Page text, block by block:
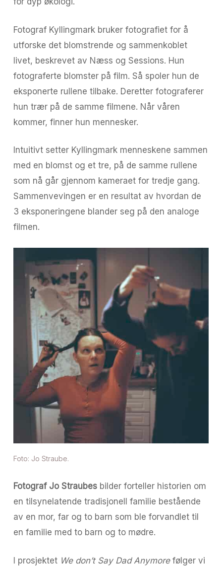
Fotograf Kyllingmark bruker fotografiet for å
utforske det blomstrende og sammenkoblet
livet, beskrevet av Næss og Sessions. Hun
fotograferte blomster på film. Så spoler hun de
eksponerte rullene tilbake. Deretter fotograferer
hun trær på de samme filmene. Når våren
kommer, finner hun mennesker.
Intuitivt setter Kyllingmark menneskene sammen
med en blomst og et tre, på de samme rullene
som nå går gjennom kameraet for tredje gang.
Sammenvevingen er en resultat av hvordan de
3 eksponeringene blander seg på den analoge
filmen.
Foto: Jo Straube.
Fotograf Jo Straubes bilder forteller historien om
en tilsynelatende tradisjonell familie bestående
av en mor, far og to barn som ble forvandlet til
en familie med to barn og to mødre.
I prosjektet We don’t Say Dad Anymorefølger vi